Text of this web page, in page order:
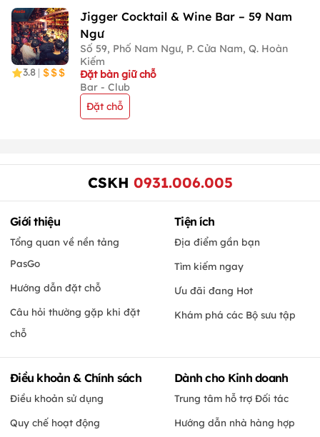
3.8 |
Jigger Cocktail & Wine Bar – 59 Nam
Ngư
Số 59, Phố Nam Ngư, P. Cửa Nam, Q. Hoàn
Kiếm
Đặt bàn giữ chỗ
Bar - Club
Đặt chỗ
CSKH 0931.006.005
Giới thiệu
Tổng quan về nền tảng
PasGo
Hướng dẫn đặt chỗ
Câu hỏi thường gặp khi đặt
chỗ
Tiện ích
Địa điểm gần bạn
Tìm kiếm ngay
Ưu đãi đang Hot
Khám phá các Bộ sưu tập
Điều khoản & Chính sách
Điều khoản sử dụng
Quy chế hoạt động
Dành cho Kinh doanh
Trung tâm hỗ trợ Đối tác
Hướng dẫn nhà hàng hợp